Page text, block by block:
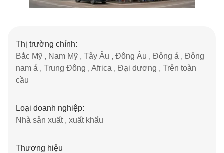
Thị trường chính:
Bắc Mỹ , Nam Mỹ , Tây Âu , Đông Âu , Đông á , Đông
nam á , Trung Đông , Africa , Đại dương , Trên toàn
cầu
Loại doanh nghiệp:
Nhà sản xuất , xuất khẩu
Thương hiệu